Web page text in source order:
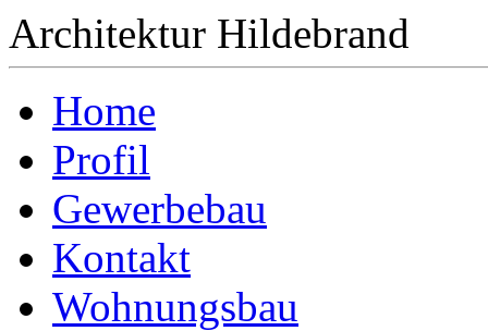
Architektur Hildebrand
Home
Profil
Gewerbebau
Kontakt
Wohnungsbau